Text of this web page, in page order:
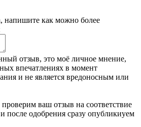
напишите как можно более
отзыв, это моё личное мнение,
впечатлениях в момент
и не является вредоносным или
ваш отзыв на соответствие
после одобрения сразу опубликиуем